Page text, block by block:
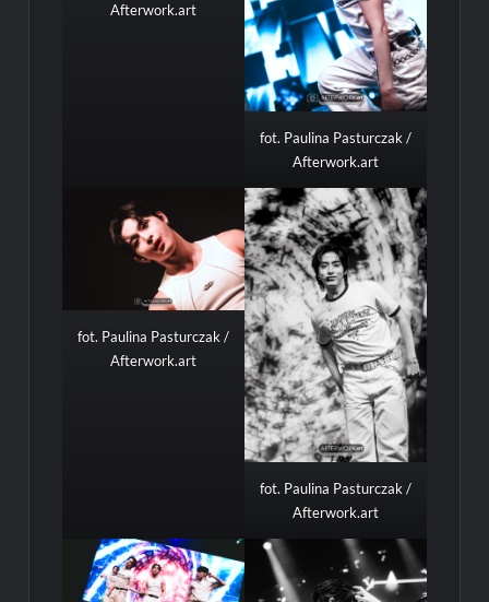
Afterwork.art
fot. Paulina Pasturczak /
Afterwork.art
fot. Paulina Pasturczak /
Afterwork.art
fot. Paulina Pasturczak /
Afterwork.art